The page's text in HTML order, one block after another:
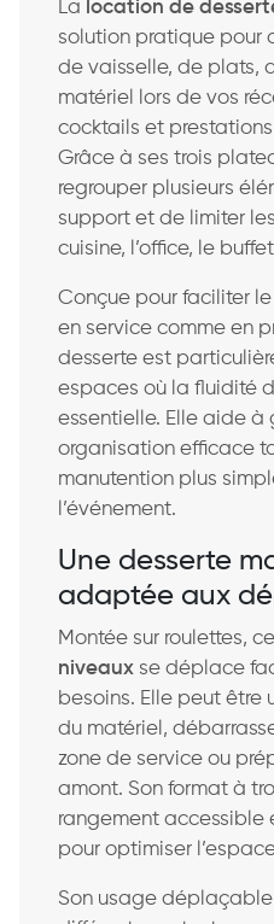
La location de
solution pratique pour
de vaisselle, de plats,
matériel lors de vos
cocktails et
Grâce à ses trois
regrouper plusieurs
support et de limiter
cuisine, l’office, le
Conçue pour faciliter
en service comme en
desserte est
espaces où la fluidité
essentielle. Elle aide à
organisation efficace
manutention plus
l’événement.
Une desserte
adaptée aux
Montée sur roulettes,
niveaux se déplace
besoins. Elle peut être
du matériel,
zone de service ou
amont. Son format à
rangement accessible
pour optimiser
Son usage